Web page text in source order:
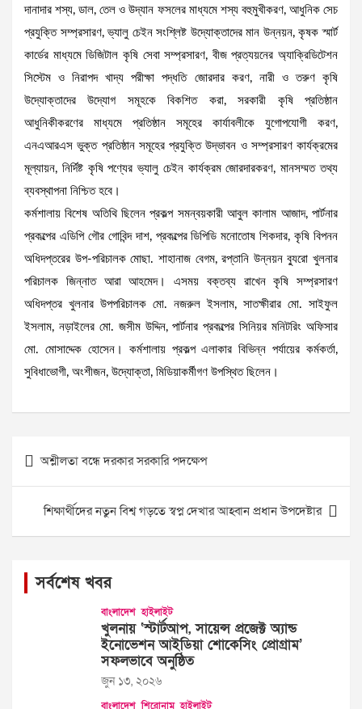
দানাদার শস্য, ডাল, তেল ও উদ্যান ফসলের মাধ্যমে শস্য বহুমুখীকরণ, আধুনিক সেচ
প্রযুক্তি সম্প্রসারণ, ভ্যালু চেইন সংশ্লিষ্ট উদ্যোক্তাদের মান উন্নয়ন, কৃষক স্মার্ট
কার্ডের মাধ্যমে ডিজিটাল কৃষি সেবা সম্প্রসারণ, বীজ প্রত্যয়নের অ্যাক্রিডিটেশন
সিস্টেম ও নিরাপদ খাদ্য পরীক্ষা পদ্ধতি জোরদার করণ, নারী ও তরুণ কৃষি
উদ্যোক্তাদের উদ্যোগ সমূহকে বিকশিত করা, সরকারী কৃষি প্রতিষ্ঠান
আধুনিকীকরণের মাধ্যমে প্রতিষ্ঠান সমূহের কার্যাবলীকে যুগোপযোগী করণ,
এনএআরএস ভুক্ত প্রতিষ্ঠান সমূহের প্রযুক্তি উদ্ভাবন ও সম্প্রসারণ কার্যক্রমের
মূল্যায়ন, নির্দিষ্ট কৃষি পণ্যের ভ্যালু চেইন কার্যক্রম জোরদারকরণ, মানসম্মত তথ্য
ব্যবস্থাপনা নিশ্চিত হবে।
কর্মশালায় বিশেষ অতিথি ছিলেন প্রকল্প সমন্বয়কারী আবুল কালাম আজাদ, পার্টনার
প্রকল্পের এডিপি গৌর গোবিন্দ দাশ, প্রকল্পের ডিপিডি মনোতোষ শিকদার, কৃষি বিপনন
অধিদপ্তরের উপ-পরিচালক মোছা. শাহানাজ বেগম, রপ্তানি উন্নয়ন ব্যুরো খুলনার
পরিচালক জিন্নাত আরা আহমেদ। এসময় বক্তব্য রাখেন কৃষি সম্প্রসারণ
অধিদপ্তর খুলনার উপপরিচালক মো. নজরুল ইসলাম, সাতক্ষীরার মো. সাইফুল
ইসলাম, নড়াইলের মো. জসীম উদ্দিন, পার্টনার প্রকল্পের সিনিয়র মনিটরিং অফিসার
মো. মোসাদ্দেক হোসেন। কর্মশালায় প্রকল্প এলাকার বিভিন্ন পর্যায়ের কর্মকর্তা,
সুবিধাভোগী, অংশীজন, উদ্যোক্তা, মিডিয়াকর্মীগণ উপস্থিত ছিলেন।
Post
navigation
অশ্লীলতা বন্ধে দরকার সরকারি পদক্ষেপ
শিক্ষার্থীদের নতুন বিশ্ব গড়তে স্বপ্ন দেখার আহ্বান প্রধান উপদেষ্টার
সর্বশেষ খবর
বাংলাদেশ হাইলাইট
খুলনায় ‘স্টার্টআপ, সায়েন্স প্রজেক্ট অ্যান্ড
ইনোভেশন আইডিয়া শোকেসিং প্রোগ্রাম’
সফলভাবে অনুষ্ঠিত
জুন ১৩, ২০২৬
বাংলাদেশ শিরোনাম হাইলাইট